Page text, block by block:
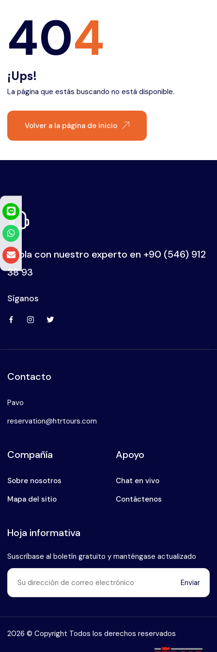
Habla con nuestro experto en
+90 (546) 912 38 93
404
¡Ups!
La página que estás buscando no está disponible.
Volver a la página de inicio
Habla con nuestro experto en +90 (546) 912
38 93
Síganos
Contacto
Pavo
reservation@htrtours.com
Compañía
Sobre nosotros
Mapa del sitio
Apoyo
Chat en vivo
Contáctenos
Hoja informativa
Suscríbase al boletín gratuito y manténgase actualizado
Enviar
2026 © Copyright Todos los derechos reservados